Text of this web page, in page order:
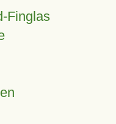
Finglas